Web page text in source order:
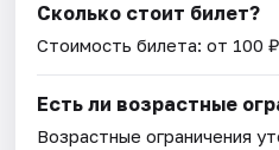
Сколько стоит билет?
Стоимость билета: от 100
Есть ли возрастные
Возрастные ограничения